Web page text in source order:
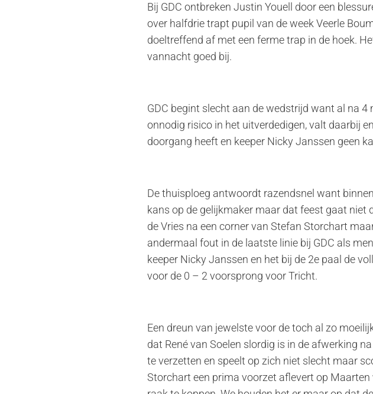
Bij GDC ontbreken Justin Youell door een
over halfdrie trapt pupil van de week Veerle
doeltreffend af met een ferme trap in de hoek.
vannacht goed bij.
GDC begint slecht aan de wedstrijd want al na
onnodig risico in het uitverdedigen, valt daarbij
doorgang heeft en keeper Nicky Janssen geen
De thuisploeg antwoordt razendsnel want
kans op de gelijkmaker maar dat feest gaat niet
de Vries na een corner van Stefan Storchart
andermaal fout in de laatste linie bij GDC als
keeper Nicky Janssen en het bij de 2e paal de
voor de 0 – 2 voorsprong voor Tricht.
Een dreun van jewelste voor de toch al zo
dat René van Soelen slordig is in de afwerking
te verzetten en speelt op zich niet slecht maar
Storchart een prima voorzet aflevert op Maarten